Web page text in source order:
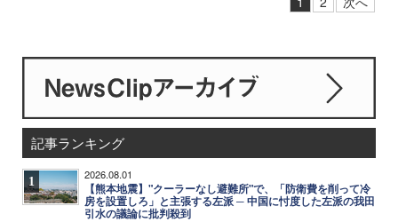
記事ランキング
1 2026.08.01
【熊本地震】"クーラーなし避難所"で、「防衛費を削って冷
房を設置しろ」と主張する左派 ─ 中国に忖度した左派の我田
引水の議論に批判殺到